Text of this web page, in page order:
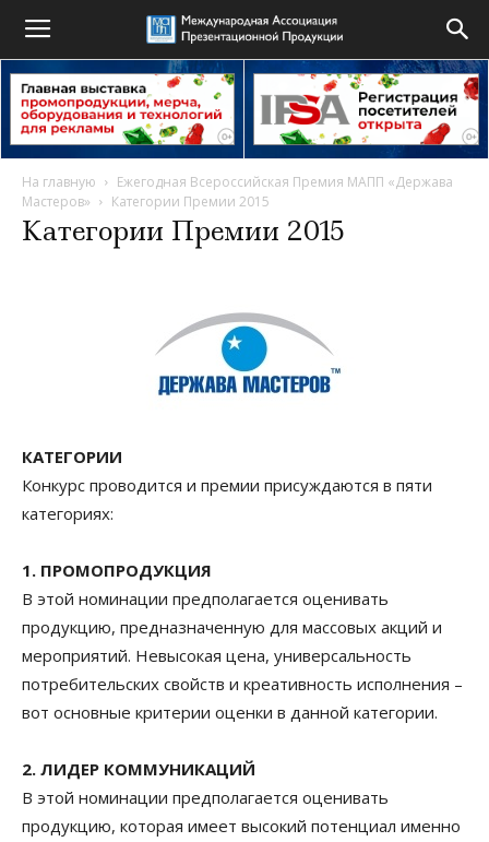
На главную
Ежегодная Всероссийская Премия МАПП «Держава
Мастеров»
Категории Премии 2015
Категории Премии 2015
КАТЕГОРИИ
Конкурс проводится и премии присуждаются в пяти
категориях:
1. ПРОМОПРОДУКЦИЯ
В этой номинации предполагается оценивать
продукцию, предназначенную для массовых акций и
мероприятий. Невысокая цена, универсальность
потребительских свойств и креативность исполнения –
вот основные критерии оценки в данной категории.
2. ЛИДЕР КОММУНИКАЦИЙ
В этой номинации предполагается оценивать
продукцию, которая имеет высокий потенциал именно